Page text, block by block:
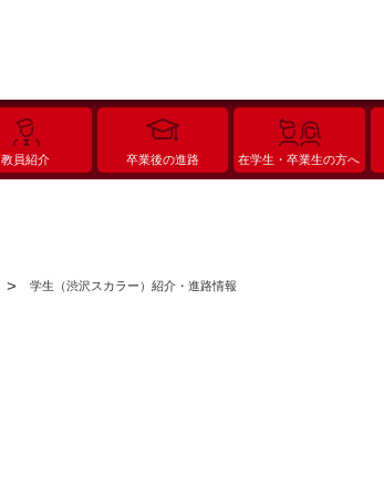
教員紹介 卒業後の進路 在学生・卒業生の方へ
学生（渋沢スカラー）紹介・進路情報